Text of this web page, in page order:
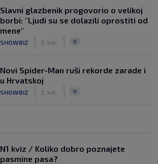
Slavni glazbenik progovorio o velikoj
borbi: "Ljudi su se dolazili oprostiti od
mene"
SHOWBIZ 3. kol. 0
Novi Spider-Man ruši rekorde zarade i
u Hrvatskoj
SHOWBIZ 3. kol. 0
N1 kviz / Koliko dobro poznajete
pasmine pasa?